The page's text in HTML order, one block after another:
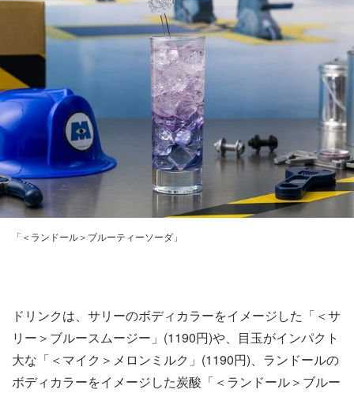
「＜ランドール＞ブルーティーソーダ」
ドリンクは、サリーのボディカラーをイメージした「＜サ
リー＞ブルースムージー」(1190円)や、目玉がインパクト
大な「＜マイク＞メロンミルク」(1190円)、ランドールの
ボディカラーをイメージした炭酸「＜ランドール＞ブルー